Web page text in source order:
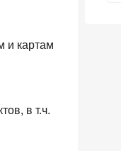
и картам
в т.ч.